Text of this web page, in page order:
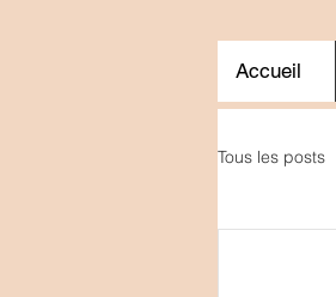
Accueil
Tous les posts